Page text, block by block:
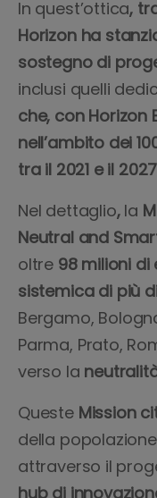
In quest’ottica,
Horizon ha
sostegno di
inclusi quelli
che, con Horizon
nell’ambito dei
tra il 2021 e il
Nel dettaglio,la
Neutral and
oltre 98 milioni di
sistemica di più
Bergamo,
Parma, Prato,
verso la
Queste Mission
della popolazione
attraverso il
hub di